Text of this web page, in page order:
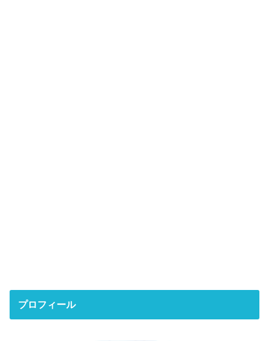
プロフィール